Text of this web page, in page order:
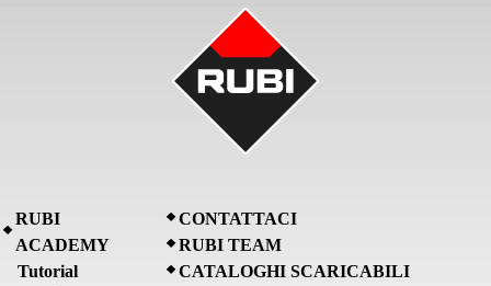
RUBI
ACADEMY
Tutorial
CONTATTACI
RUBI TEAM
CATALOGHI SCARICABILI